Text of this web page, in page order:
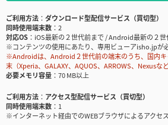
ご利用方法
ダウンロード型配信サービス（買切型）
同時使用端末数
2
対応OS
iOS最新の２世代前まで / Android最新の２世
※コンテンツの使用にあたり、専用ビューアisho.jpが
※Androidは、Android２世代前の端末のうち、国内キ
末（Xperia、GALAXY、AQUOS、ARROWS、Nexusな
必要メモリ容量
70 MB以上
ご利用方法
アクセス型配信サービス（買切型）
同時使用端末数
1
※インターネット経由でのWEBブラウザによるアクセ